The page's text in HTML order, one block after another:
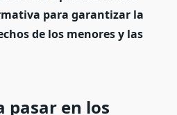
para garantizar la
de los menores y las
pasar en los